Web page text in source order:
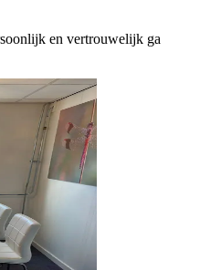
en vertrouwelijk ga